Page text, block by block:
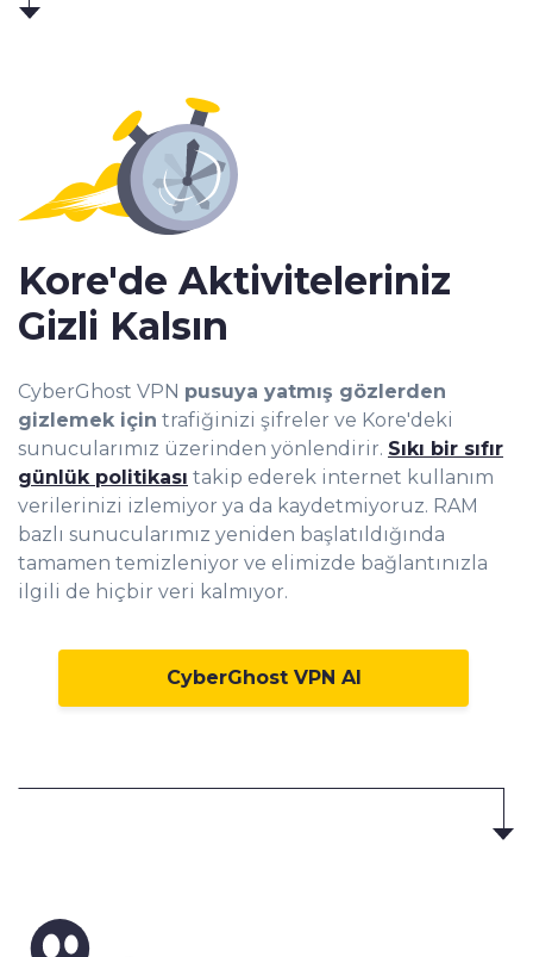
Kore'de Aktiviteleriniz
Gizli Kalsın
CyberGhost VPN pusuya yatmış gözlerden
gizlemek için trafiğinizi şifreler ve Kore'deki
sunucularımız üzerinden yönlendirir. Sıkı bir sıfır
günlük politikası takip ederek internet kullanım
verilerinizi izlemiyor ya da kaydetmiyoruz. RAM
bazlı sunucularımız yeniden başlatıldığında
tamamen temizleniyor ve elimizde bağlantınızla
ilgili de hiçbir veri kalmıyor.
CyberGhost VPN Al